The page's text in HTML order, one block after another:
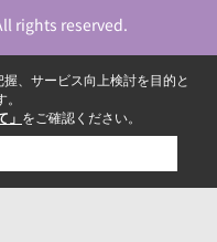
rights reserved.
、サービス向上検討を目的と
」 をご確認ください。